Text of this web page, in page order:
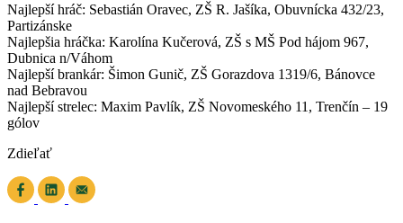
Najlepší hráč: Sebastián Oravec, ZŠ R. Jašíka, Obuvnícka 432/23,
Partizánske
Najlepšia hráčka: Karolína Kučerová, ZŠ s MŠ Pod hájom 967,
Dubnica n/Váhom
Najlepší brankár: Šimon Gunič, ZŠ Gorazdova 1319/6, Bánovce
nad Bebravou
Najlepší strelec: Maxim Pavlík, ZŠ Novomeského 11, Trenčín – 19
gólov
Zdieľať